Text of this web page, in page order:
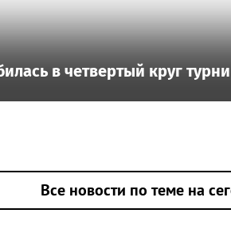
в четвертый круг
Все новости по теме на